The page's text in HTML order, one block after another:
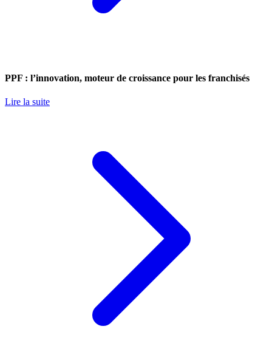
PPF : l’innovation, moteur de croissance pour les franchisés
Lire la suite